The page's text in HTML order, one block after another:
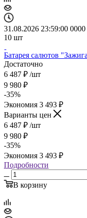
31.08.2026 23:59:00 0000
10 шт
Батарея салютов
Достаточно
6 487 ₽ /шт
9 980 ₽
-35%
Экономия 3 493 ₽
Варианты цен
6 487 ₽ /шт
9 980 ₽
-35%
Экономия 3 493 ₽
Подробности
В корзину